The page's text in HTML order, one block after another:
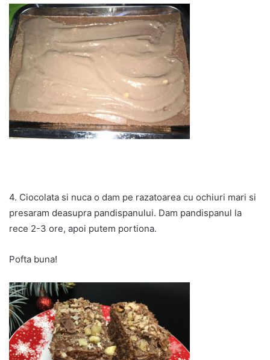
4. Ciocolata si nuca o dam pe razatoarea cu ochiuri mari si
presaram deasupra pandispanului. Dam pandispanul la
rece 2-3 ore, apoi putem portiona.
Pofta buna!